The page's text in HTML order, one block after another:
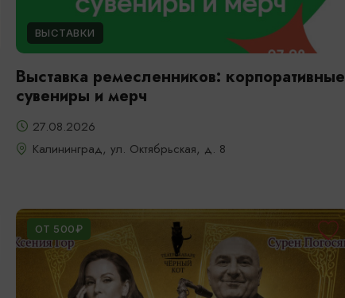
ВЫСТАВКИ
Выставка ремесленников: корпоративные
сувениры и мерч
27.08.2026
Калининград, ул. Октябрьская, д. 8
ОТ 500₽